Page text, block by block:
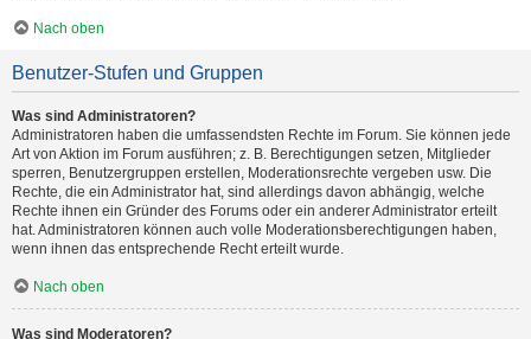
Nach oben
Benutzer-Stufen und Gruppen
Was sind Administratoren?
Administratoren haben die umfassendsten Rechte im Forum. Sie können jede
Art von Aktion im Forum ausführen; z. B. Berechtigungen setzen, Mitglieder
sperren, Benutzergruppen erstellen, Moderationsrechte vergeben usw. Die
Rechte, die ein Administrator hat, sind allerdings davon abhängig, welche
Rechte ihnen ein Gründer des Forums oder ein anderer Administrator erteilt
hat. Administratoren können auch volle Moderationsberechtigungen haben,
wenn ihnen das entsprechende Recht erteilt wurde.
Nach oben
Was sind Moderatoren?